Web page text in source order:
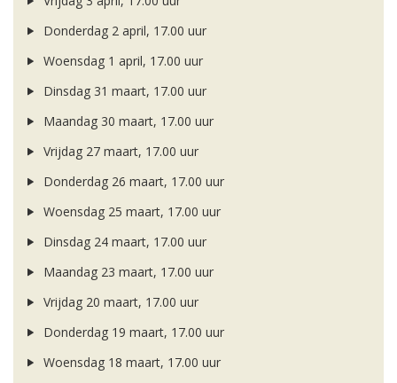
Donderdag 2 april, 17.00 uur
Woensdag 1 april, 17.00 uur
Dinsdag 31 maart, 17.00 uur
Maandag 30 maart, 17.00 uur
Vrijdag 27 maart, 17.00 uur
Donderdag 26 maart, 17.00 uur
Woensdag 25 maart, 17.00 uur
Dinsdag 24 maart, 17.00 uur
Maandag 23 maart, 17.00 uur
Vrijdag 20 maart, 17.00 uur
Donderdag 19 maart, 17.00 uur
Woensdag 18 maart, 17.00 uur